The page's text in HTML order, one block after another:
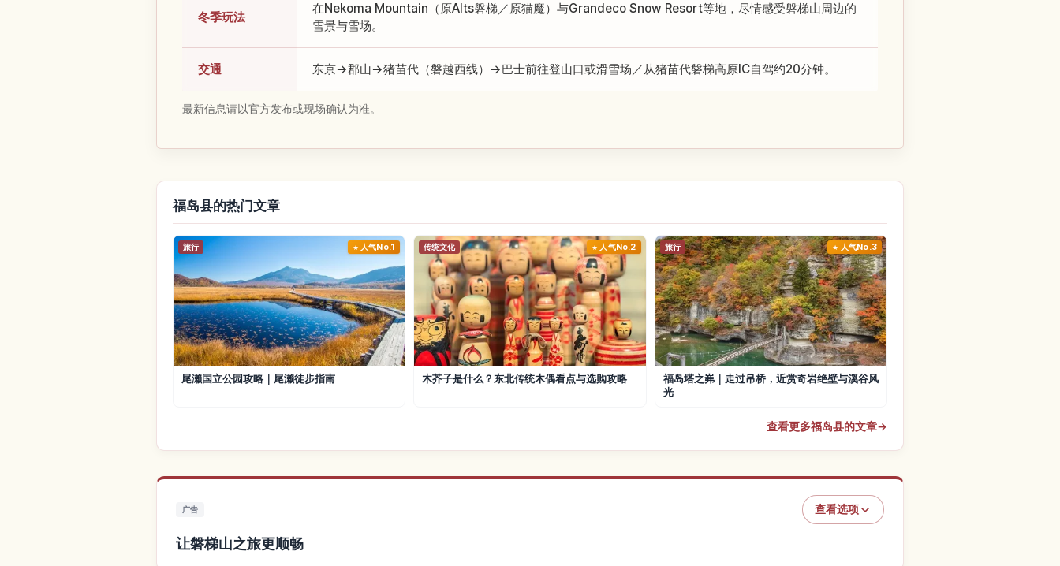
冬季玩法
在Nekoma Mountain（原Alts磐梯／原猫魔）与Grandeco Snow Resort等地，尽情感受磐梯山周边的
雪景与雪场。
交通 东京→郡山→猪苗代（磐越西线）→巴士前往登山口或滑雪场／从猪苗代磐梯高原IC自驾约20分钟。
最新信息请以官方发布或现场确认为准。
福岛县的热门文章
旅行 人气No.1
尾濑国立公园攻略｜尾濑徒步指南
传统文化 人气No.2
木芥子是什么？东北传统木偶看点与选购攻略
旅行 人气No.3
福岛塔之岪｜走过吊桥，近赏奇岩绝壁与溪谷风
光
查看更多福岛县的文章→
广告 查看选项
让磐梯山之旅更顺畅